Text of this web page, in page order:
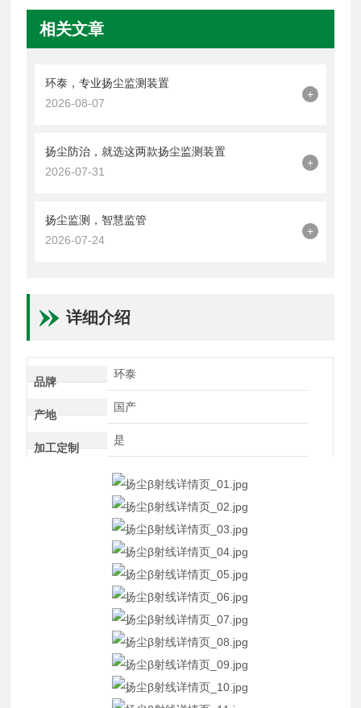
相关文章
环泰，专业扬尘监测装置
2026-08-07
+
扬尘防治，就选这两款扬尘监测装置
2026-07-31
+
扬尘监测，智慧监管
2026-07-24
+
详细介绍
品牌
环泰
产地
国产
加工定制
是